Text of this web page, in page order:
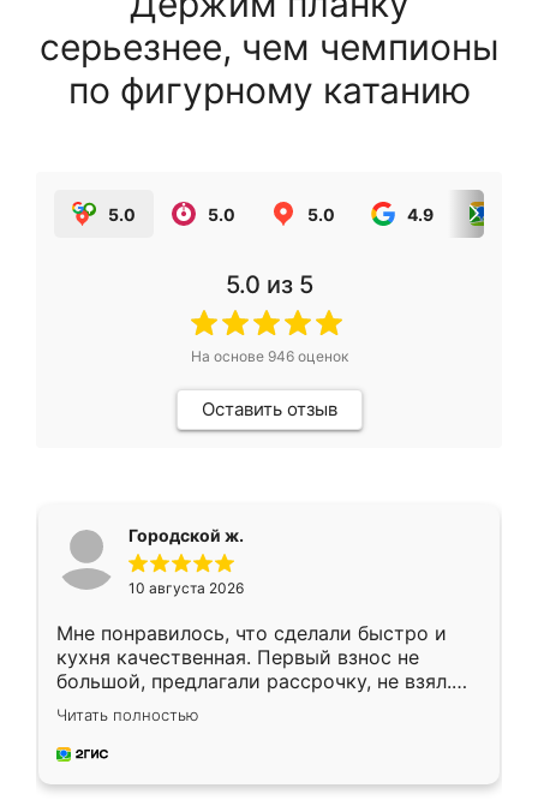
серьезнее, чем чемпионы
по фигурному катанию
5.0 5.0 5.0 4.9
5.0 из 5
На основе 946оценок
Оставить отзыв
Городской ж.
10 августа 2026
Мне понравилось, что сделали быстро и
кухня качественная. Первый взнос не
большой, предлагали рассрочку, не взял.
Ждал меньше месяца, сборщик с прямыми
руками. По цене вышло адекватно.
Рекомендую!
Читать полностью